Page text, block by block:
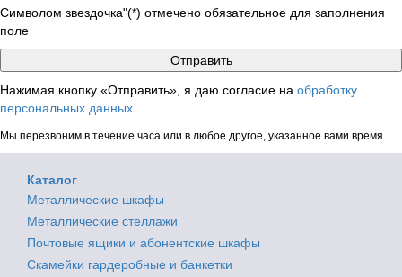
Символом звездочка"(*) отмечено обязательное для заполнения
поле
Нажимая кнопку «Отправить», я даю согласие на обработку
персональных данных
Мы перезвоним в течение часа или в любое другое, указанное вами время
Каталог
Металлические шкафы
Металлические стеллажи
Почтовые ящики и абонентские шкафы
Скамейки гардеробные и банкетки